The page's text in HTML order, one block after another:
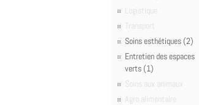
Logistique
Transport
Soins esthétiques (2)
Entretien des espaces
verts (1)
Soins aux animaux
Agro alimentaire